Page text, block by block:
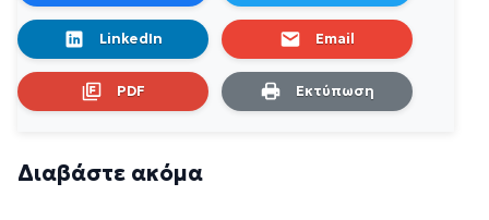
LinkedIn Email
PDF Εκτύπωση
Διαβάστε ακόμα